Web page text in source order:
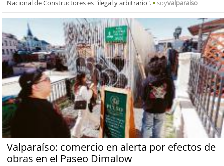
Nacional de Constructores es "ilegal y arbitrario".
soyvalparaiso
Valparaíso: comercio en alerta por efectos de
obras en el Paseo Dimalow